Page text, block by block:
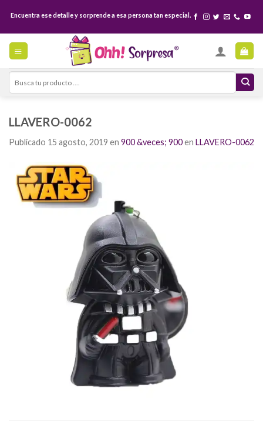
content
Encuentra ese detalle y sorprende a esa persona tan especial.
Search
for:
LLAVERO-0062
Publicado 15 agosto, 2019 en 900 &veces; 900en LLAVERO-0062